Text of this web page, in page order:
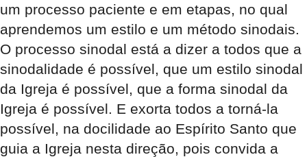
um processo paciente e em etapas, no qual
aprendemos um estilo e um método sinodais.
O processo sinodal está a dizer a todos que a
sinodalidade é possível, que um estilo sinodal
da Igreja é possível, que a forma sinodal da
Igreja é possível. E exorta todos a torná-la
possível, na docilidade ao Espírito Santo que
guia a Igreja nesta direção, pois convida a